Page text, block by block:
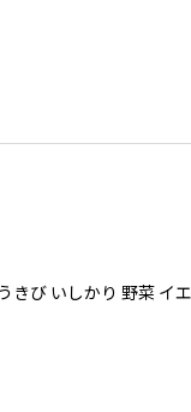
び いしかり 野菜 イ